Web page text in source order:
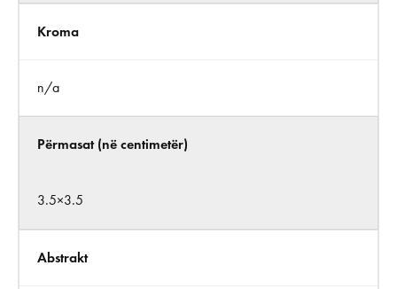
Kroma
n/a
Përmasat (në centimetër)
3.5×3.5
Abstrakt